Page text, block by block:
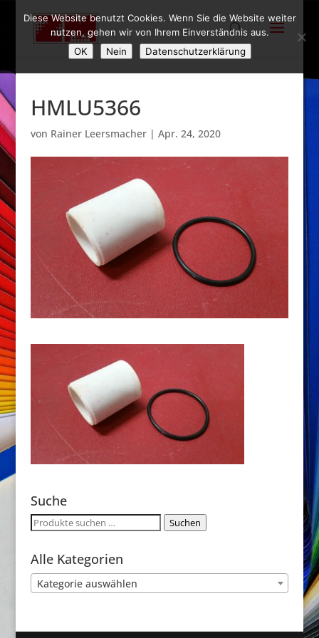
HMLU5366
von Rainer Leersmacher| Apr. 24, 2020
Suche
Suchen
Suchen
Alle Kategorien
Kategorie auswählen
Diese Website benutzt Cookies. Wenn Sie die Website weiter
nutzen, gehen wir von Ihrem Einverständnis aus.
OK
Nein Datenschutzerklärung